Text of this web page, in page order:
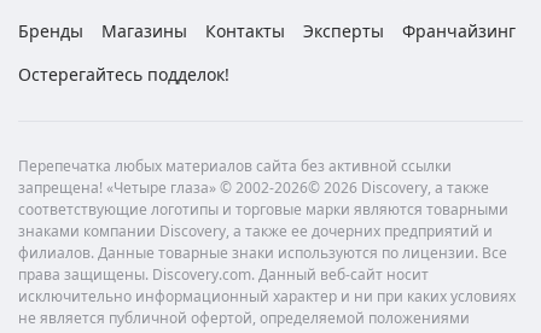
Бренды
Магазины Контакты Эксперты
Франчайзинг
Остерегайтесь подделок!
Перепечатка любых материалов сайта без активной ссылки
запрещена! «Четыре глаза» © 2002-2026© 2026 Discovery, а также
соответствующие логотипы и торговые марки являются товарными
знаками компании Discovery, а также ее дочерних предприятий и
филиалов. Данные товарные знаки используются по лицензии. Все
права защищены. Discovery.com. Данный веб-сайт носит
исключительно информационный характер и ни при каких условиях
не является публичной офертой, определяемой положениями